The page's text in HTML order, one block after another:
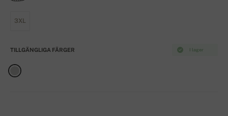
3XL
I lager
TILLGÄNGLIGA FÄRGER